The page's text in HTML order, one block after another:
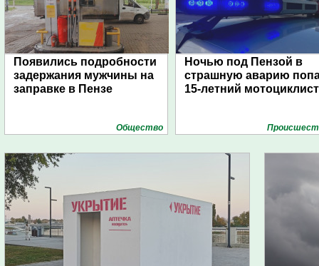
Появились подробности
задержания мужчины на
заправке в Пензе
Общество
Ночью под Пензой в
страшную аварию
15-летний мотоциклист